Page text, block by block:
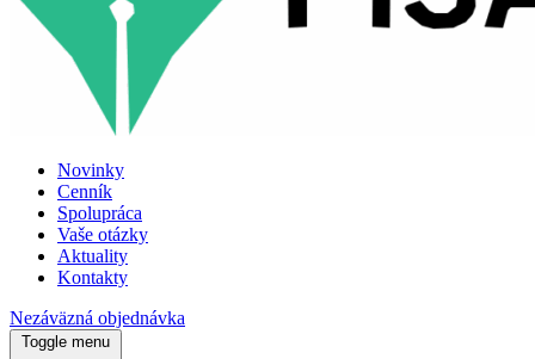
Novinky
Cenník
Spolupráca
Vaše otázky
Aktuality
Kontakty
Nezáväzná objednávka
Toggle menu